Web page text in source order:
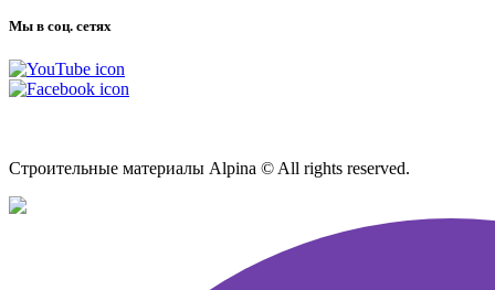
Мы в соц. сетях
Строительные материалы Alpina © All rights reserved.